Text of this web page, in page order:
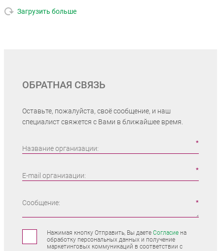
Загрузить больше
ОБРАТНАЯ СВЯЗЬ
Оставьте, пожалуйста, своё сообщение, и наш
специалист свяжется с Вами в ближайшее время.
Название организации:
E-mail организации:
Сообщение:
Нажимая кнопку Отправить, Вы даете Согласиена
обработку персональных данных и получение
маркетинговых коммуникаций в соответствии с